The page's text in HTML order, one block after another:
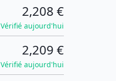
2,208 €
Vérifié aujourd'hui
2,209 €
Vérifié aujourd'hui